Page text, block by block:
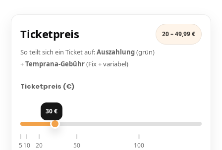
Ticketpreis
So teilt sich ein Ticket auf:Auszahlung(grün)
+Temprana-Gebühr(Fix + variabel)
20 – 49,99 €
Ticketpreis (€)
30 €
5 10 20 50 100